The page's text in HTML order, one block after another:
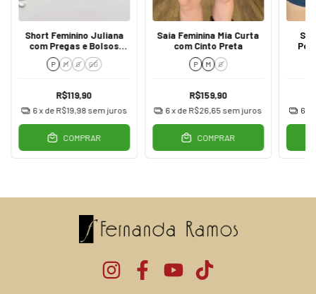
Short Feminino Juliana
com Pregas e Bolsos
Verde
P M G GG
R$119,90
6x de R$19,98 sem juros
COMPRAR
Saia Feminina Mia Curta
com Cinto Preta
P M G
R$159,90
6 x de R$26,65 sem juros
COMPRAR
6